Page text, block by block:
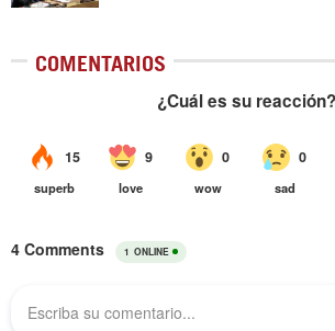
COMENTARIOS